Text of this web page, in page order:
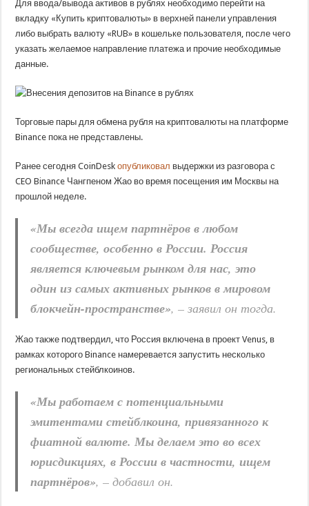
Для ввода/вывода активов в рублях необходимо перейти на
вкладку «Купить криптовалюты» в верхней панели управления
либо выбрать валюту «RUB» в кошельке пользователя, после чего
указать желаемое направление платежа и прочие необходимые
данные.
Торговые пары для обмена рубля на криптовалюты на платформе
Binance пока не представлены.
Ранее сегодня CoinDeskопубликовал выдержки из разговора с
CEO Binance Чангпеном Жао во время посещения им Москвы на
прошлой неделе.
«Мы всегда ищем партнёров в любом
сообществе, особенно в России. Россия
является ключевым рынком для нас, это
один из самых активных рынков в мировом
блокчейн-пространстве», – заявил он тогда.
Жао также подтвердил, что Россия включена в проект Venus, в
рамках которого Binance намеревается запустить несколько
региональных стейблкоинов.
«Мы работаем с потенциальными
эмитентами стейблкоина, привязанного к
фиатной валюте. Мы делаем это во всех
юрисдикциях, в России в частности, ищем
партнёров», – добавил он.